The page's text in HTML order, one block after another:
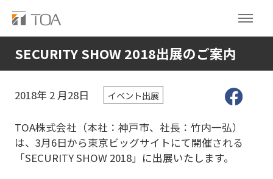
SECURITY SHOW 2018出展のご案内
2018年 2 月28日 イベント出展
TOA株式会社（本社：神戸市、社長：竹内一弘）
は、3月6日から東京ビッグサイトにて開催される
「SECURITY SHOW 2018」に出展いたします。